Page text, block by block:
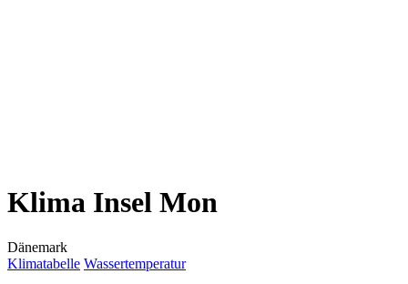
Klima Insel Mon
Dänemark
Klimatabelle Wassertemperatur